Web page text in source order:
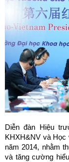
Diễn đàn Hiệu
KHXH&NV và Học
năm 2014, nhằm
và tăng cường